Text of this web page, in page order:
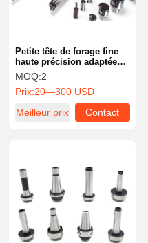
Petite tête de forage fine
haute précision adaptée
aux machines CNC
MOQ:2
Prix:20—300 USD
Meilleur prix
Contact